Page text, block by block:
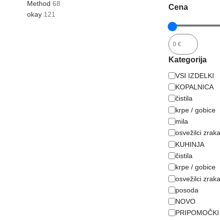
Method 68
okay 121
Cena
Kategorija
VSI IZDELKI
KOPALNICA
čistila
krpe / gobice
mila
osvežilci zraka
KUHINJA
čistila
krpe / gobice
osvežilci zraka
posoda
NOVO
PRIPOMOČKI